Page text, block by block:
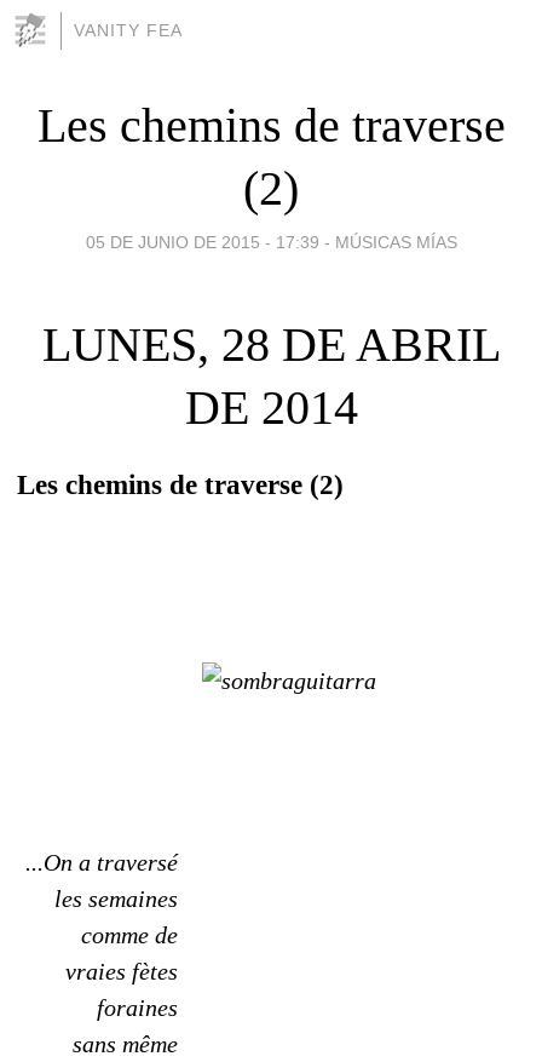
VANITY FEA
Les chemins de traverse
(2)
05 DE JUNIO DE 2015 - 17:39 - MÚSICAS MÍAS
LUNES, 28 DE ABRIL
DE 2014
Les chemins de traverse (2)
...On a traversé
les semaines
comme de
vraies fètes
foraines
sans même